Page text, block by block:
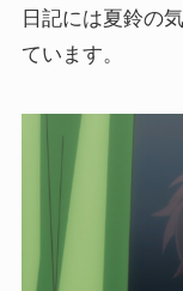
日記には夏鈴の
ています。